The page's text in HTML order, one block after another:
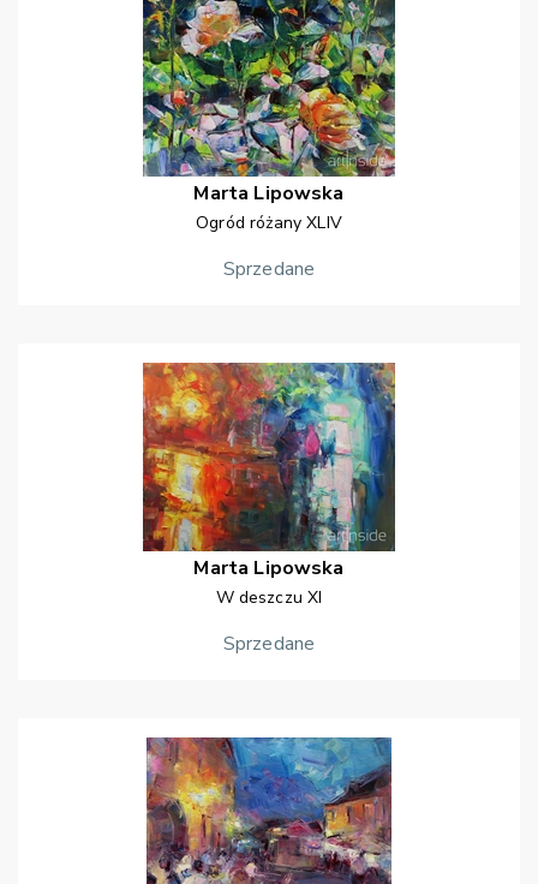
Marta Lipowska
Ogród różany XLIV
Sprzedane
Marta Lipowska
W deszczu XI
Sprzedane